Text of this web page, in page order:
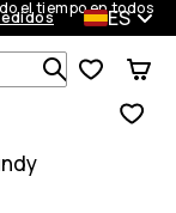
el tiempo en todos
ES
Busca en